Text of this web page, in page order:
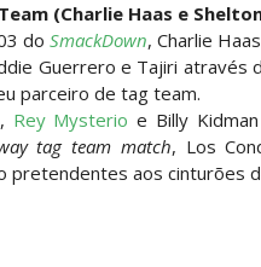
(Charlie Haas e
do SmackDown, Charlie
Guerrero e Tajiri através
parceiro de tag team.
Rey Mysterio e Billy
tag team match, Los
pretendentes aos cinturões